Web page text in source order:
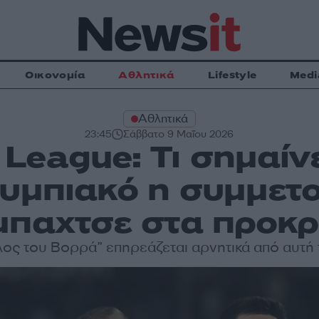
Οικονομία Αθλητικά Lifestyle
Αθλητικά
23:45 Σάββατο 9 Μαΐου 2026
Τι
η
στα
του Βορρά” επηρεάζεται αρνητικά από αυτή